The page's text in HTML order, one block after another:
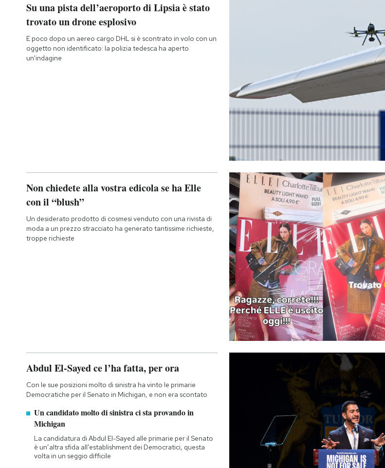
Su una pista dell’aeroporto di Lipsia è stato
trovato un drone esplosivo
E poco dopo un aereo cargo DHL si è scontrato in volo con un
oggetto non identificato: la polizia tedesca ha aperto
un'indagine
Non chiedete alla vostra edicola se ha Elle
con il “blush”
Un desiderato prodotto di cosmesi venduto con una rivista di
moda a un prezzo stracciato ha generato tantissime richieste,
troppe richieste
Abdul El-Sayed ce l’ha fatta, per ora
Con le sue posizioni molto di sinistra ha vinto le primarie
Democratiche per il Senato in Michigan, e non era scontato
Un candidato molto di sinistra ci sta provando in
Michigan
La candidatura di Abdul El-Sayed alle primarie per il Senato
è un’altra sfida all’establishment dei Democratici, questa
volta in un seggio difficile